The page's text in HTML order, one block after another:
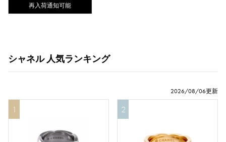
再入荷通知可能
シャネル 人気ランキング
2026/08/06更新
1 2